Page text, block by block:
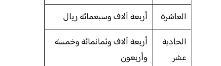
العاشرة
أربعة آلاف وسبعمائة ريال
الحادية
عشر
أربعة آلاف وثمانمائة وخمسة
وأربعون